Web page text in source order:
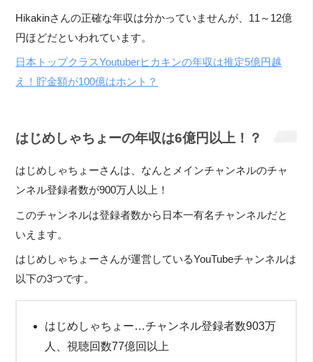
Hikakinさんの正確な年収は分かっていませんが、11～12億
円ほどだといわれています。
日本トップクラスYoutuberヒカキンの年収は推定5億円越
え！貯金額が100億はホント？
はじめしゃちょーの年収は6億円以上！？
はじめしゃちょーさんは、なんとメインチャンネルのチャ
ンネル登録者数が900万人以上！
このチャンネルは登録者数から日本一有名チャンネルだと
いえます。
はじめしゃちょーさんが運営しているYouTubeチャンネルは
以下の3つです。
はじめしゃちょー…チャンネル登録者数903万
人、視聴回数77億回以上